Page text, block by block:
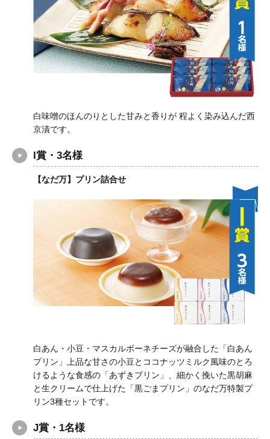
白味噌のほんのりとした甘みと香りが 程よく染み込んだ西
京漬です。
I賞・3名様
【なだ万】プリン詰合せ
白あん・小豆・マスカルポーネチーズが融合した「白あん
プリン」上品な甘さの小豆とココナッツミルク風味のとろ
けるような食感の「あずきプリン」、細かく挽いた黒胡麻
と生クリームで仕上げた「黒ごまプリン」のなだ万特製プ
リン3種セットです。
J賞・1名様